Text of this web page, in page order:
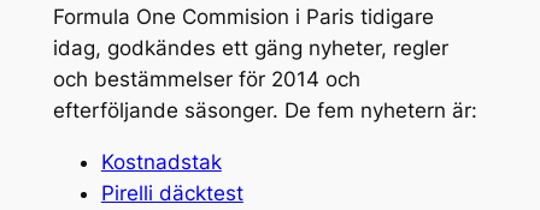
Formula One Commision i Paris tidigare
idag, godkändes ett gäng nyheter, regler
och bestämmelser för 2014 och
efterföljande säsonger. De fem nyhetern är:
Kostnadstak
Pirelli däcktest